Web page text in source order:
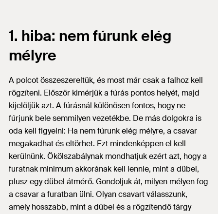
1. hiba: nem fúrunk elég
mélyre
A polcot összeszereltük, és most már csak a falhoz kell
rögzíteni. Először kimérjük a fúrás pontos helyét, majd
kijelöljük azt. A fúrásnál különösen fontos, hogy ne
fúrjunk bele semmilyen vezetékbe. De más dolgokra is
oda kell figyelni: Ha nem fúrunk elég mélyre, a csavar
megakadhat és eltörhet. Ezt mindenképpen el kell
kerülnünk. Ökölszabálynak mondhatjuk ezért azt, hogy a
furatnak minimum akkorának kell lennie, mint a dübel,
plusz egy dübel átmérő. Gondoljuk át, milyen mélyen fog
a csavar a furatban ülni. Olyan csavart válasszunk,
amely hosszabb, mint a dübel és a rögzítendő tárgy